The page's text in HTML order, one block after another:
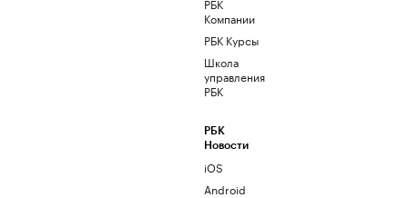
Компании
РБК Курсы
Школа
управления
РБК
РБК
Новости
iOS
Android